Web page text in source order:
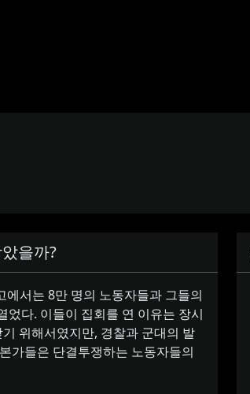
을까?
에서는 8만 명의 노동자들과 그들의
었다. 이들이 집회를 연 이유는 장시
위해서였지만, 경찰과 군대의 발
가들은 단결투쟁하는 노동자들의